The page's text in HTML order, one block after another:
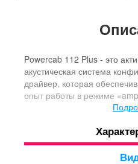
Powercab 112 Plus - это
акустическая система
драйвер, которая
опыт работы в режиме
с любым моделером,